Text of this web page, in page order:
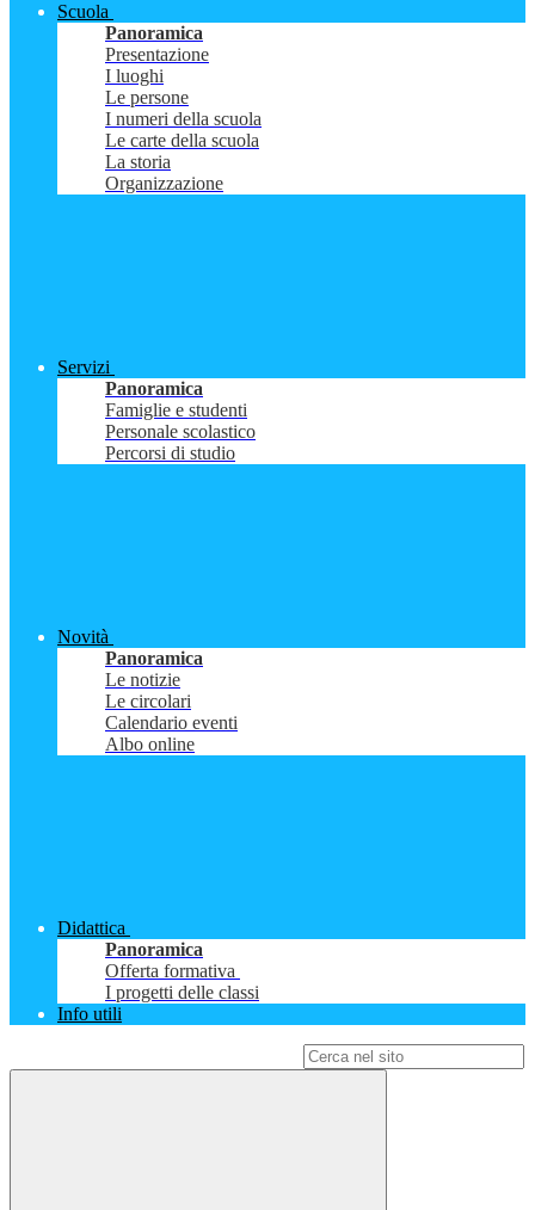
Scuola
Panoramica
Presentazione
I luoghi
Le persone
I numeri della scuola
Le carte della scuola
La storia
Organizzazione
Servizi
Panoramica
Famiglie e studenti
Personale scolastico
Percorsi di studio
Novità
Panoramica
Le notizie
Le circolari
Calendario eventi
Albo online
Didattica
Panoramica
Offerta formativa
I progetti delle classi
Info utili